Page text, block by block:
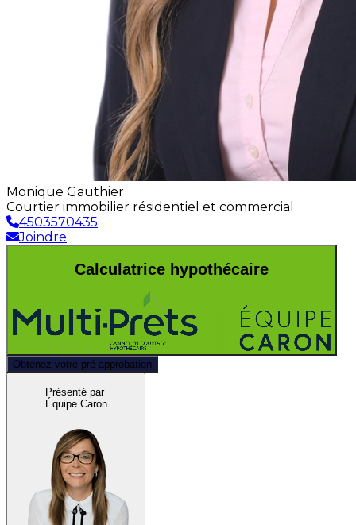
Monique Gauthier
Courtier immobilier résidentiel et commercial
4503570435
Joindre
Calculatrice hypothécaire
Obtenez votre pré-approbation
Présenté par
Équipe Caron